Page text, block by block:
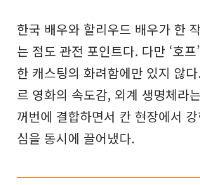
한국 배우와 할리우드 배우가 한
는 점도 관전 포인트다. 다만 ‘호
한 캐스팅의 화려함에만 있지 않
르 영화의 속도감, 외계 생명체라
꺼번에 결합하면서 칸 현장에서
심을 동시에 끌어냈다.